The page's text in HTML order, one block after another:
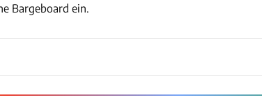
Bargeboard ein.